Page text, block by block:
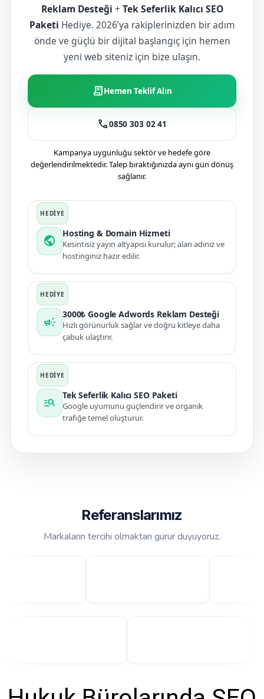
Reklam Desteği + Tek Seferlik Kalıcı SEO
Paketi Hediye. 2026’ya rakiplerinizden bir adım
önde ve güçlü bir dijital başlangıç için hemen
yeni web siteniz için bize ulaşın.
receipt_longHemen Teklif Alın
call0850 303 02 41
Kampanya uygunluğu sektör ve hedefe göre
değerlendirilmektedir. Talep bıraktığınızda aynı gün dönüş
sağlanır.
public
Hosting & Domain Hizmeti
Kesintisiz yayın altyapısı kurulur; alan adınız ve
hostinginiz hazır edilir.
campaign
3000₺ Google Adwords Reklam Desteği
Hızlı görünürlük sağlar ve doğru kitleye daha
çabuk ulaştırır.
manage_search
Tek Seferlik Kalıcı SEO Paketi
Google uyumunu güçlendirir ve organik
trafiğe temel oluşturur.
Referanslarımız
Markaların tercihi olmaktan gurur duyuyoruz.